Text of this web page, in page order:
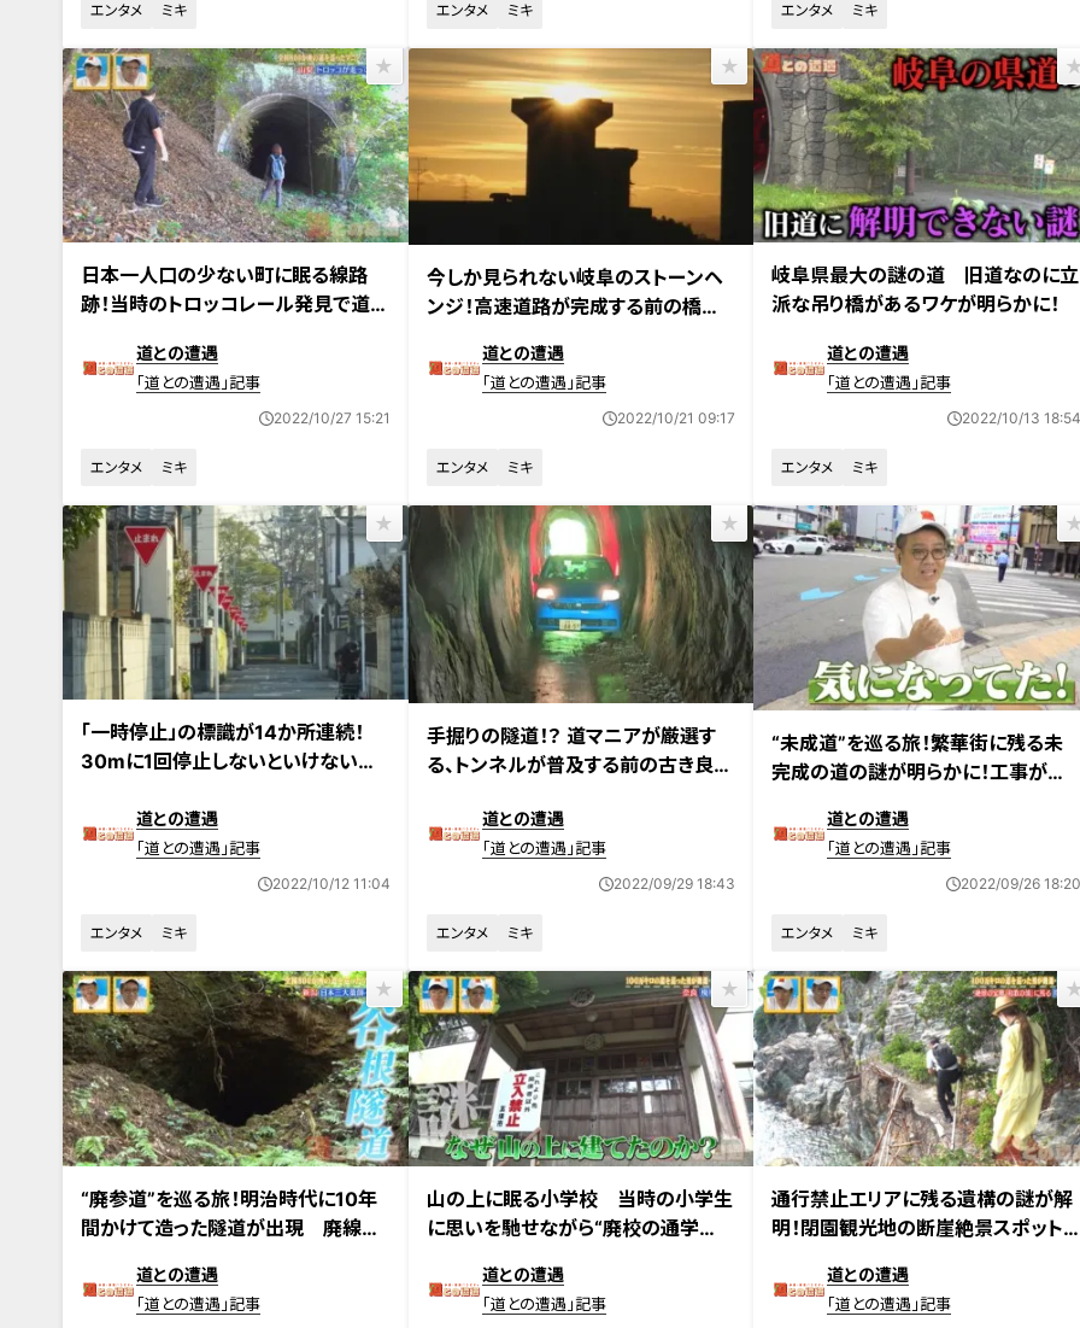
エンタメ ミキ エンタメ ミキ エンタメ ミキ
日本一人口の少ない町に眠る線路
跡！当時のトロッコレール発見で道マ
道との遭遇
「道との遭遇」記事
2022/10/27 15:21
エンタメ ミキ
今しか見られない岐阜のストーンヘ
ンジ！高速道路が完成する前の橋脚
道との遭遇
「道との遭遇」記事
2022/10/21 09:17
エンタメ ミキ
岐阜県最大の謎の道 旧道なのに立
派な吊り橋があるワケが明らかに！
道との遭遇
「道との遭遇」記事
2022/10/13 18:54
エンタメ ミキ
「一時停止」の標識が14か所連続！
30mに1回停止しないといけない奇
道との遭遇
「道との遭遇」記事
2022/10/12 11:04
エンタメ ミキ
手掘りの隧道！？ 道マニアが厳選す
る、トンネルが普及する前の古き良き
道との遭遇
「道との遭遇」記事
2022/09/29 18:43
エンタメ ミキ
“未成道”を巡る旅！繁華街に残る未
完成の道の謎が明らかに！工事が中
道との遭遇
「道との遭遇」記事
2022/09/26 18:20
エンタメ ミキ
“廃参道”を巡る旅！明治時代に10年
間かけて造った隧道が出現 廃線と
道との遭遇
「道との遭遇」記事
山の上に眠る小学校 当時の小学生
に思いを馳せながら“廃校の通学
道との遭遇
「道との遭遇」記事
通行禁止エリアに残る遺構の謎が解
明！閉園観光地の断崖絶景スポット
道との遭遇
「道との遭遇」記事